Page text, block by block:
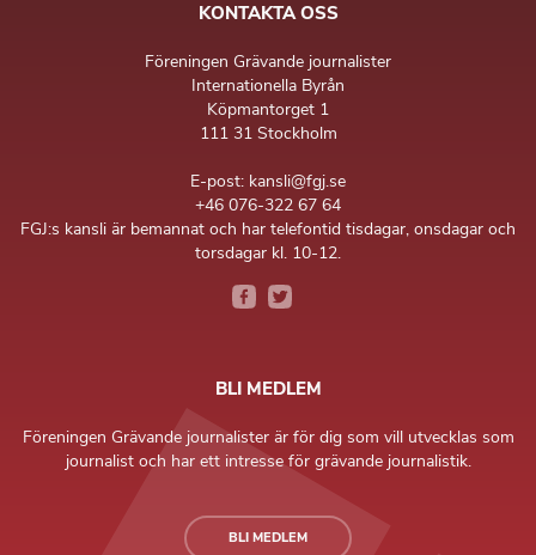
KONTAKTA OSS
Föreningen Grävande journalister
Internationella Byrån
Köpmantorget 1
111 31 Stockholm
E-post: kansli@fgj.se
+46 076-322 67 64
FGJ:s kansli är bemannat och har telefontid tisdagar, onsdagar och
torsdagar kl. 10-12.
BLI MEDLEM
Föreningen Grävande journalister är för dig som vill utvecklas som
journalist och har ett intresse för grävande journalistik.
BLI MEDLEM